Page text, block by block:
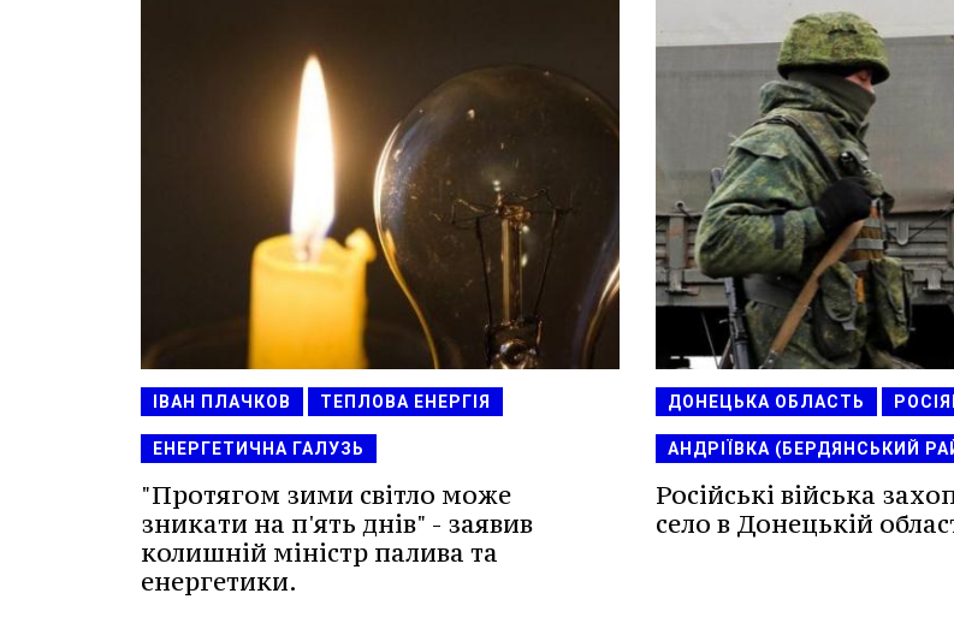
ІВАН ПЛАЧКОВ ТЕПЛОВА ЕНЕРГІЯ
ЕНЕРГЕТИЧНА ГАЛУЗЬ
"Протягом зими світло може
зникати на п'ять днів" - заявив
колишній міністр палива та
енергетики.
ДОНЕЦЬКА ОБЛАСТЬ
АНДРІЇВКА (БЕРДЯНСЬКИЙ
Російські війська
село в Донецькій